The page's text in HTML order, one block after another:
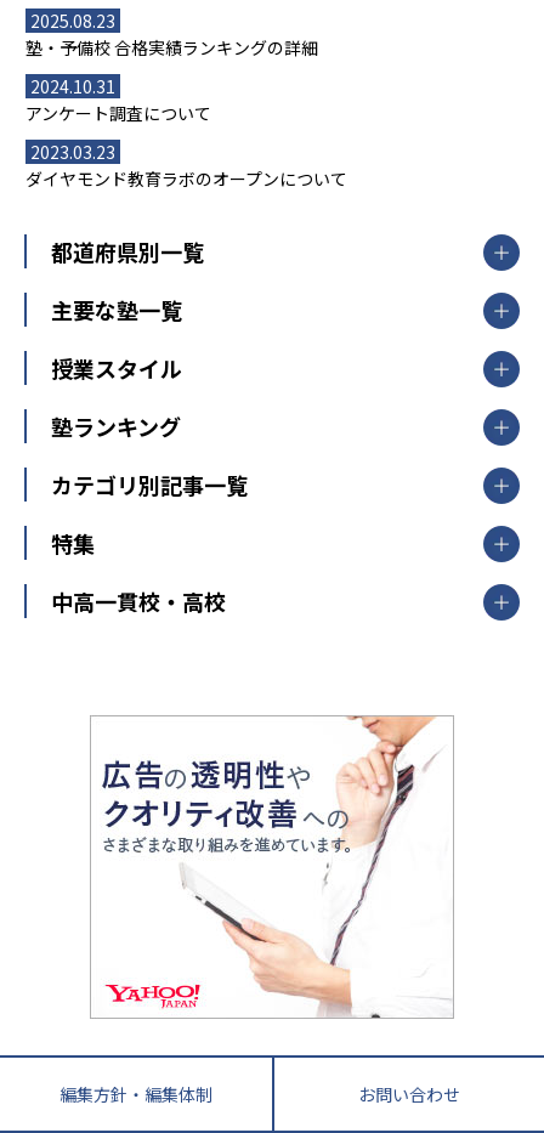
2025.08.23
塾・予備校 合格実績ランキングの詳細
2024.10.31
アンケート調査について
2023.03.23
ダイヤモンド教育ラボのオープンについて
都道府県別一覧
北海道・東北
山形県
福島県
関東
東京都
神奈川県
茨城県
栃木県
群馬県
新潟県
中部
愛知県
静岡県
長野県
大阪府
兵庫県 京都府 奈良県
和歌山県
鳥取県
島根県 岡山県 広島県
香川県
高知県
長崎県 熊本県
鹿児島県 沖縄県
主要な塾一覧
【掲載塾一覧を見る】
東京個別指導学院
明光義塾
個別教室のトライ
武田塾
授業スタイル
個別指導
オンライン指導
塾ランキング
中学受験ランキング
カテゴリ別記事一覧
中学受験
大学受験
教育全般
大学受験塾の選び方
中学受験に熱心な市区町村ランキング
小学校受験
家庭教師
特集
開成番長直伝！子どもの受験を成功させる方法
運動と遊びを考える
情報Ⅰ、数学が苦手な人注目！最短距離の学力
アップ法
悩み多き「大学受験」相談室
英語・英会話・英検対策
小学校教師が解説！中学受験のリアル
教育ジャーナリストが徹底解説！ 大学受験の羅
中高一貫校・高校
大学入試改革
ママテクエグザム
進化する中高一貫校・高校
編集方針・編集体制 お問い合わせ